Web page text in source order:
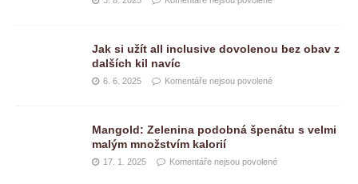
Jak si užít all inclusive dovolenou bez obav z
dalších kil navíc
6. 6. 2025 Komentáře nejsou povolené
Mangold: Zelenina podobná špenátu s velmi
malým množstvím kalorií
17. 1. 2025 Komentáře nejsou povolené